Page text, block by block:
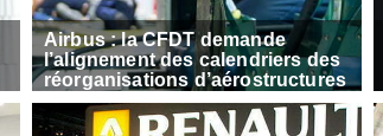
Airbus : la CFDT demande
l’alignement des calendriers des
réorganisations d’aérostructures
en France et en Allemagne